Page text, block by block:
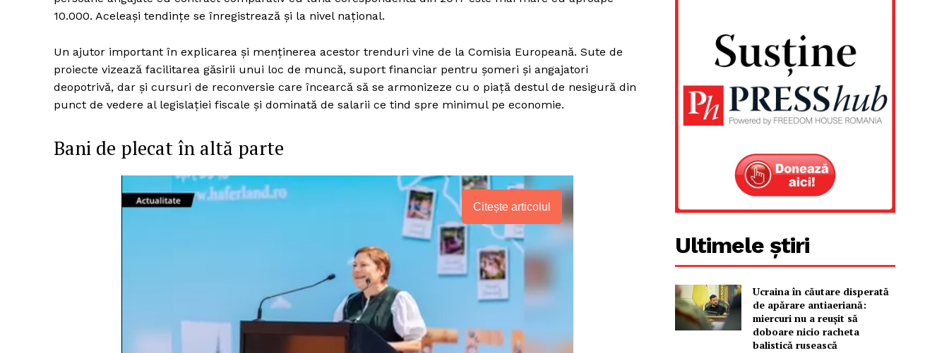
10.000. Aceleași tendințe se înregistrează și la nivel național.
Un ajutor important în explicarea și menținerea acestor trenduri vine de la Comisia Europeană. Sute de
proiecte vizează facilitarea găsirii unui loc de muncă, suport financiar pentru șomeri și angajatori
deopotrivă, dar și cursuri de reconversie care încearcă să se armonizeze cu o piață destul de nesigură din
punct de vedere al legislației fiscale și dominată de salarii ce tind spre minimul pe economie.
Bani de plecat în altă parte
Citește articolul
Ultimele știri
Ucraina în căutare disperată
de apărare antiaeriană:
miercuri nu a reușit să
doboare nicio racheta
balistică rusească